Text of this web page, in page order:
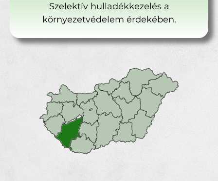
Szelektív hulladékkezelés a
környezetvédelem érdekében.